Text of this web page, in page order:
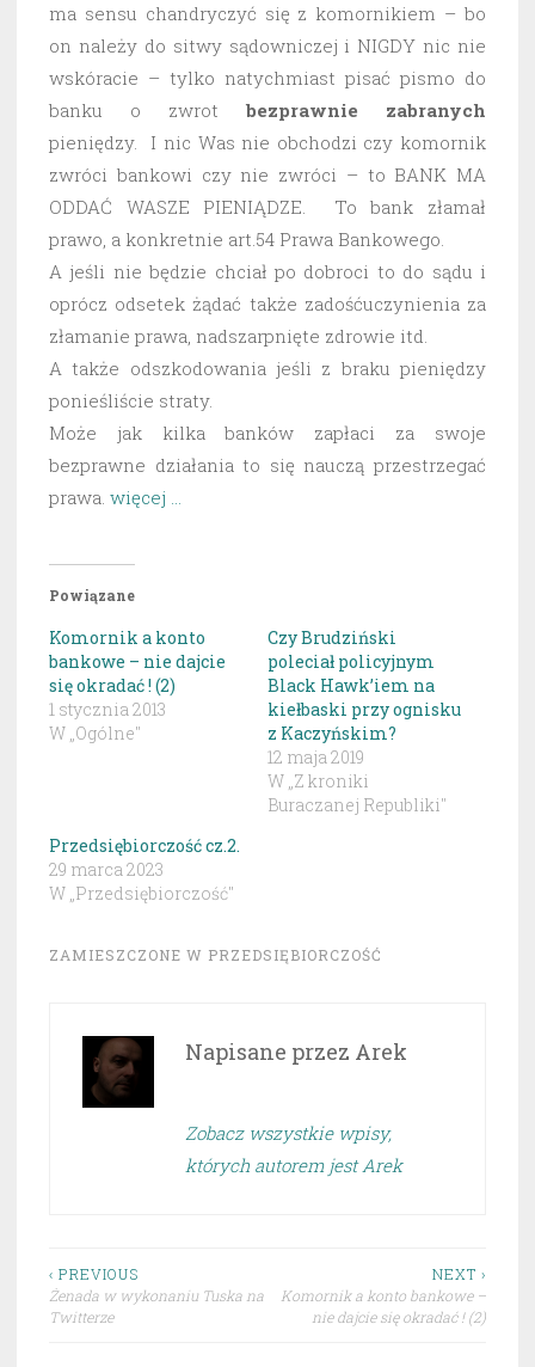
ma sensu chandryczyć się z komornikiem – bo
on należy do sitwy sądowniczej i NIGDY nic nie
wskóracie – tylko natychmiast pisać pismo do
banku o zwrot bezprawnie
zabranych
pieniędzy. I nic Was nie obchodzi czy komornik
zwróci bankowi czy nie zwróci – to BANK MA
ODDAĆ WASZE PIENIĄDZE. To bank złamał
prawo, a konkretnie art.54 Prawa Bankowego.
A jeśli nie będzie chciał po dobroci to do sądu i
oprócz odsetek żądać także zadośćuczynienia za
złamanie prawa, nadszarpnięte zdrowie itd.
A także odszkodowania jeśli z braku pieniędzy
ponieśliście straty.
Może jak kilka banków zapłaci za swoje
bezprawne działania to się nauczą przestrzegać
prawa. więcej …
Powiązane
Komornik a konto
bankowe – nie dajcie
się okradać ! (2)
1 stycznia 2013
W „Ogólne"
Czy Brudziński
poleciał policyjnym
Black Hawk’iem na
kiełbaski przy ognisku
z Kaczyńskim?
12 maja 2019
W „Z kroniki
Buraczanej Republiki"
Przedsiębiorczość cz.2.
29 marca 2023
W „Przedsiębiorczość"
ZAMIESZCZONE W PRZEDSIĘBIORCZOŚĆ
Napisane przez Arek
Zobacz wszystkie wpisy,
których autorem jest Arek
Nawigacja
wpisu
‹ PREVIOUS
Żenada w wykonaniu Tuska na
Twitterze
NEXT ›
Komornik a konto bankowe –
nie dajcie się okradać ! (2)